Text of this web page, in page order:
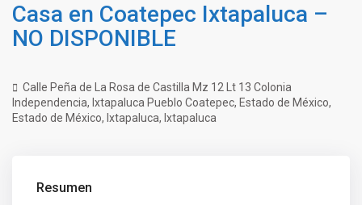
Casa en Coatepec Ixtapaluca –
NO DISPONIBLE
Calle Peña de La Rosa de Castilla Mz 12 Lt 13 Colonia
Independencia, Ixtapaluca Pueblo Coatepec, Estado de México,
Estado de México, Ixtapaluca, Ixtapaluca
Resumen